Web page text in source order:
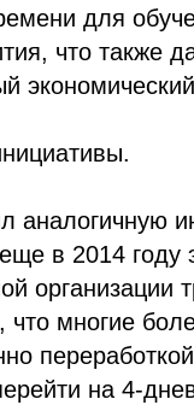
для
что также
аналогичную
в 2014 году
организации
многие
на 4-